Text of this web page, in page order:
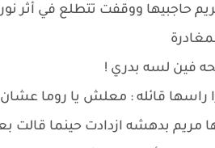
حاجبيها ووقفت تتطلع في أثر
فين لسه بدري !
راسها قائله : معلش يا روما
مريم بدهشه ازدادت حينما قالت